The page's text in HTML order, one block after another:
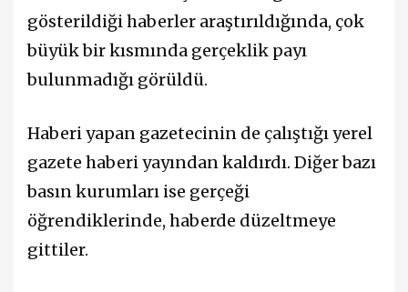
gösterildiği haberler araştırıldığında, çok
büyük bir kısmında gerçeklik payı
bulunmadığı görüldü.
Haberi yapan gazetecinin de çalıştığı yerel
gazete haberi yayından kaldırdı. Diğer bazı
basın kurumları ise gerçeği
öğrendiklerinde, haberde düzeltmeye
gittiler.